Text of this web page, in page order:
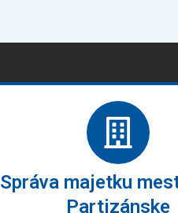
Správa majetku
Partizánske